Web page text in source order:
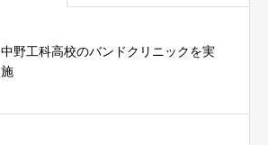
中野工科高校のバンドクリニックを実
施